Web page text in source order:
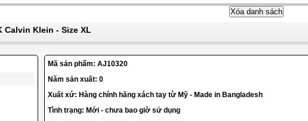
Klein - Size XL
Mã sản phẩm: AJ10320
Năm sản xuất: 0
Xuất xứ: Hàng chính hãng xách tay từ Mỹ - Made in Bangladesh
Tình trạng: Mới - chưa bao giờ sử dụng